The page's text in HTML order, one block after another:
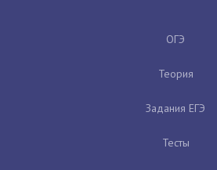
ОГЭ
Теория
Задания ЕГЭ
Тесты